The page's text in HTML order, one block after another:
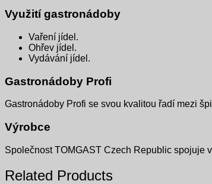
Využití gastronádoby
Vaření jídel.
Ohřev jídel.
Vydávání jídel.
Gastronádoby Profi
Gastronádoby Profi se svou kvalitou řadí mezi
Výrobce
Společnost TOMGAST Czech Republic spojuje
Related Products